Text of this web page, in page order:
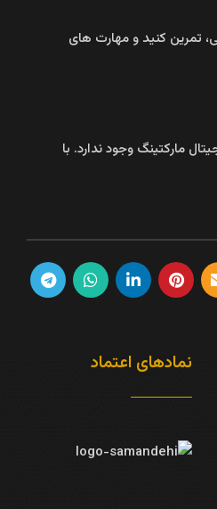
تمرین کنید و مهارت‌ های
مارکتینگ وجود ندارد. با
نمادهای اعتماد